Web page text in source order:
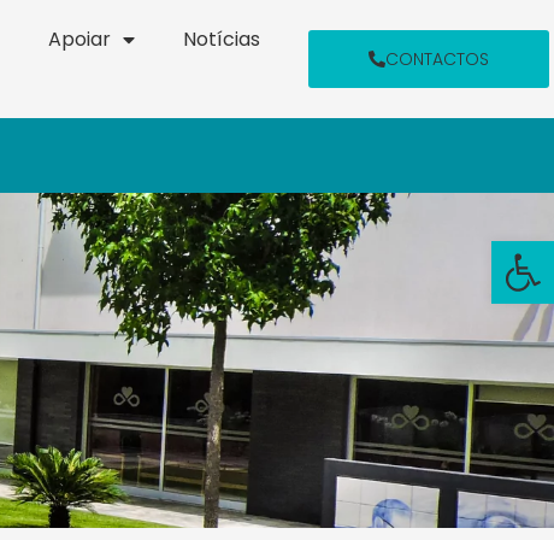
Apoiar Notícias
CONTACTOS